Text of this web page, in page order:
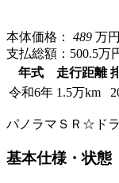
本体価格：
489 万円
支払総額： 500.5万
年式
走行距離
令和6年 1.5万km
パノラマＳＲ☆ド
基本仕様・状態